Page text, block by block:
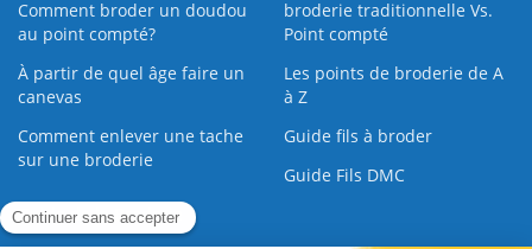
Comment broder un doudou
au point compté?
broderie traditionnelle Vs.
Point compté
À partir de quel âge faire un
canevas
Les points de broderie de A
à Z
Comment enlever une tache
sur une broderie
Guide fils à broder
Guide Fils DMC
Guide de la Broderie